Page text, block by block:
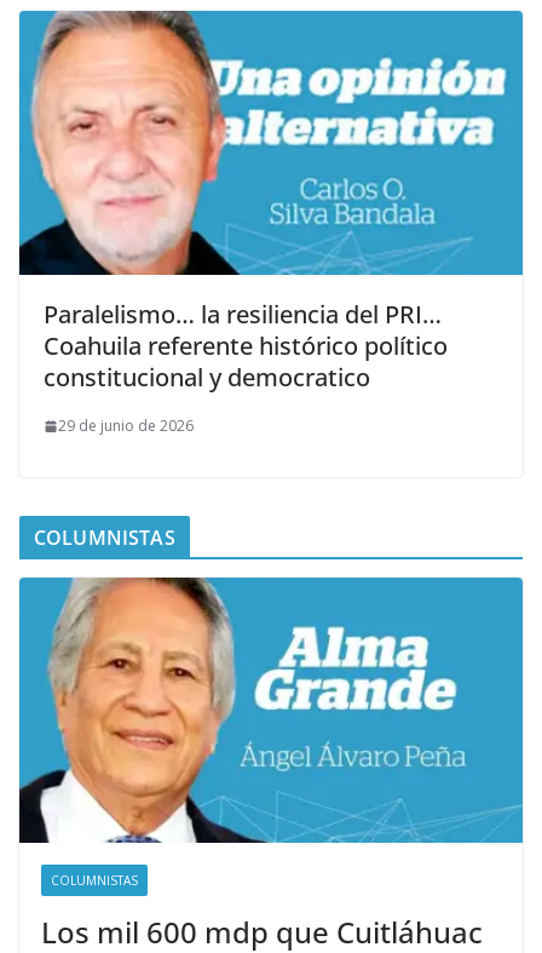
Paralelismo… la resiliencia del PRI…
Coahuila referente histórico político
constitucional y democratico
29 de junio de 2026
COLUMNISTAS
COLUMNISTAS
Los mil 600 mdp que Cuitláhuac